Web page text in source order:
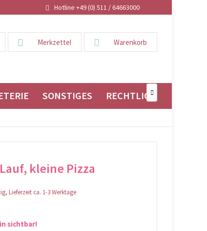
Hotline +49 (0) 511 / 64663000
Warenkorb
Merkzettel
SONSTIGES RECHTLICHES

kleine Pizza
Lieferzeit ca. 1-3 Werktage
sichtbar!